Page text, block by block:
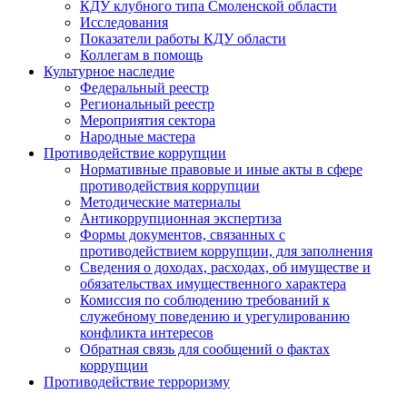
КДУ клубного типа Смоленской области
Исследования
Показатели работы КДУ области
Коллегам в помощь
Культурное наследие
Федеральный реестр
Региональный реестр
Мероприятия сектора
Народные мастера
Противодействие коррупции
Нормативные правовые и иные акты в сфере
противодействия коррупции
Методические материалы
Антикоррупционная экспертиза
Формы документов, связанных с
противодействием коррупции, для заполнения
Сведения о доходах, расходах, об имуществе и
обязательствах имущественного характера
Комиссия по соблюдению требований к
служебному поведению и урегулированию
конфликта интересов
Обратная связь для сообщений о фактах
коррупции
Противодействие терроризму